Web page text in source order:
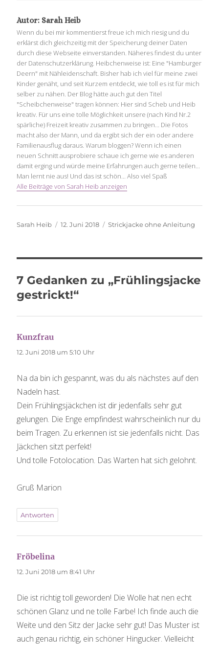
Autor: Sarah Heib
Wenn du bei mir kommentierst freue ich mich riesig und du
erklärst dich gleichzeitig mit der Speicherung deiner Daten
durch diese Webseite einverstanden. Näheres findest du unter
der Datenschutzerklärung. Heibchenweise ist: Eine "Hamburger
Deern" mit Nähleidenschaft. Bisher hab ich viel für meine zwei
Kinder genäht, und seit Kurzem entdeckt, wie toll es ist für mich
selber zu nähen. Der Blog hätte auch gut den Titel
"Scheibchenweise" tragen können: Hier sind Scheb und Heib
kreativ. Für uns eine tolle Möglichkeit unsere (nach Kind Nr.2
spärliche) Freizeit kreativ zusammen zu bringen... Die Fotos
macht also der Mann, und da ergibt sich der ein oder andere
Familienausflug daraus. Warum bloggen? Wenn ich einen
neuen Schnitt ausprobiere schaue ich gerne wie es anderen
damit erging und würde meine Erfahrungen auch gerne teilen...
Man lernt nie aus! Und das ist schön... Also viel Spaß
Alle Beiträge von Sarah Heib anzeigen
Autor
Sarah Heib
Veröffentlicht
12. Juni 2018 Schlagwörter
Strickjacke ohne Anleitung
7 Gedanken zu „Frühlingsjacke
gestrickt!“
Kunzfrau
12. Juni 2018 um 5:10 Uhr
Na da bin ich gespannt, was du als nächstes auf den
Nadeln hast.
Dein Frühlingsjäckchen ist dir jedenfalls sehr gut
gelungen. Die Enge empfindest wahrscheinlich nur du
beim Tragen. Zu erkennen ist sie jedenfalls nicht. Das
Jäckchen sitzt perfekt!
Und tolle Fotolocation. Das Warten hat sich gelohnt.
Gruß Marion
Antworten
Fröbelina
12. Juni 2018 um 8:41 Uhr
Die ist richtig toll geworden! Die Wolle hat nen echt
schönen Glanz und ne tolle Farbe! Ich finde auch die
Weite und den Sitz der Jacke sehr gut! Das Muster ist
auch genau richtig, ein schöner Hingucker. Vielleicht